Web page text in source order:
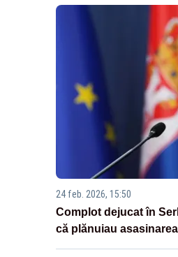
24 feb. 2026, 15:50
Complot dejucat în
că plănuiau